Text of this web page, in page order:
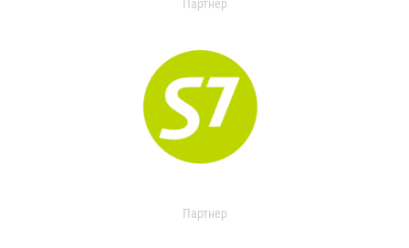
Партнер
Партнер